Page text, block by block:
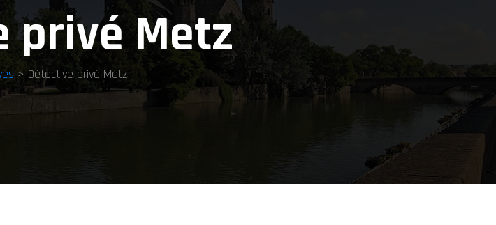
privé Metz
> Détective privé Metz